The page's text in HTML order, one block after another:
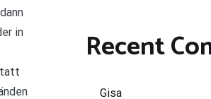
in
Recent
Gisa